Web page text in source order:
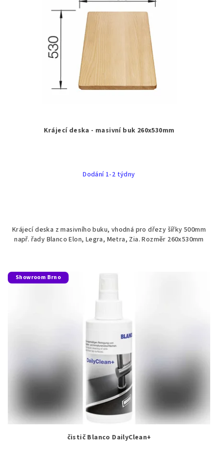
Krájecí deska - masivní buk 260x530mm
Dodání 1-2 týdny
Krájecí deska z masivního buku, vhodná pro dřezy šířky 500mm
např. řady Blanco Elon, Legra, Metra, Zia. Rozměr 260x530mm
Showroom Brno
čistič Blanco DailyClean+